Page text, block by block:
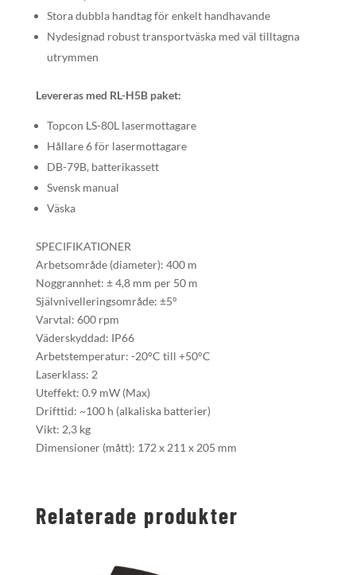
Stora dubbla handtag för enkelt handhavande
Nydesignad robust transportväska med väl tilltagna
utrymmen
Levereras med RL-H5B paket:
Topcon LS-80L lasermottagare
Hållare 6 för lasermottagare
DB-79B, batterikassett
Svensk manual
Väska
SPECIFIKATIONER
Arbetsområde (diameter): 400 m
Noggrannhet: ± 4,8 mm per 50 m
Självnivelleringsområde: ±5°
Varvtal: 600 rpm
Väderskyddad: IP66
Arbetstemperatur: -20°C till +50°C
Laserklass: 2
Uteffekt: 0.9 mW (Max)
Drifttid: ~100 h (alkaliska batterier)
Vikt: 2,3 kg
Dimensioner (mått): 172 x 211 x 205 mm
Relaterade produkter